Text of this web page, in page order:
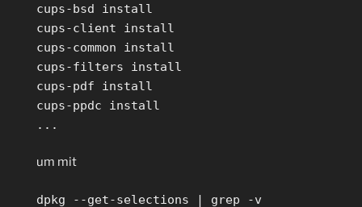
cups-bsd install
cups-client install
cups-common install
cups-filters install
cups-pdf install
cups-ppdc install
...
um mit
dpkg --get-selections | grep -v